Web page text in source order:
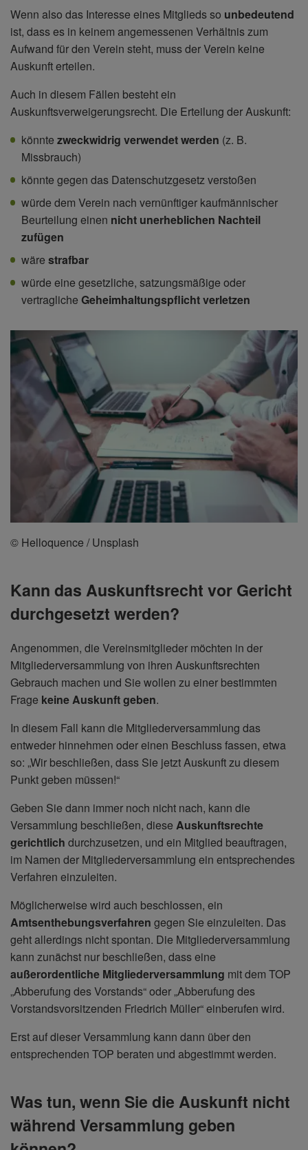
Wenn also das Interesse eines Mitglieds so unbedeutend
ist, dass es in keinem angemessenen Verhältnis zum
Aufwand für den Verein steht, muss der Verein keine
Auskunft erteilen.
Auch in diesem Fällen besteht ein
Auskunftsverweigerungsrecht. Die Erteilung der Auskunft:
könnte zweckwidrig verwendet werden (z. B.
Missbrauch)
könnte gegen das Datenschutzgesetz verstoßen
würde dem Verein nach vernünftiger kaufmännischer
Beurteilung einen nicht unerheblichen Nachteil
zufügen
wäre strafbar
würde eine gesetzliche, satzungsmäßige oder
vertragliche Geheimhaltungspflicht verletzen
© Helloquence / Unsplash
Kann das Auskunftsrecht vor Gericht
durchgesetzt werden?
Angenommen, die Vereinsmitglieder möchten in der
Mitgliederversammlung von ihren Auskunftsrechten
Gebrauch machen und Sie wollen zu einer bestimmten
Frage keine Auskunft geben.
In diesem Fall kann die Mitgliederversammlung das
entweder hinnehmen oder einen Beschluss fassen, etwa
so: „Wir beschließen, dass Sie jetzt Auskunft zu diesem
Punkt geben müssen!“
Geben Sie dann immer noch nicht nach, kann die
Versammlung beschließen, diese Auskunftsrechte
gerichtlich durchzusetzen, und ein Mitglied beauftragen,
im Namen der Mitgliederversammlung ein entsprechendes
Verfahren einzuleiten.
Möglicherweise wird auch beschlossen, ein
Amtsenthebungsverfahren gegen Sie einzuleiten. Das
geht allerdings nicht spontan. Die Mitgliederversammlung
kann zunächst nur beschließen, dass eine
außerordentliche Mitgliederversammlung mit dem TOP
„Abberufung des Vorstands“ oder „Abberufung des
Vorstandsvorsitzenden Friedrich Müller“ einberufen wird.
Erst auf dieser Versammlung kann dann über den
entsprechenden TOP beraten und abgestimmt werden.
Was tun, wenn Sie die Auskunft nicht
während Versammlung geben